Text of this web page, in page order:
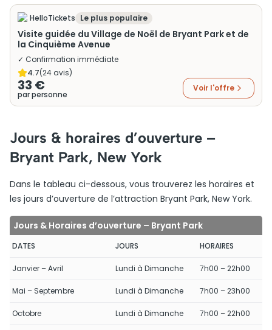
HelloTickets Le plus populaire
Visite guidée du Village de Noël de Bryant Park et de
la Cinquième Avenue
✓ Confirmation immédiate
4.7(24avis)
33 €
par personne
Voir l'offre
Jours & horaires d’ouverture –
Bryant Park, New York
Dans le tableau ci-dessous, vous trouverez les horaires et
les jours d’ouverture de l’attraction Bryant Park, New York.
Jours & Horaires d’ouverture – Bryant Park
DATES JOURS HORAIRES
Janvier – Avril Lundi à Dimanche 7h00 – 22h00
Mai – Septembre Lundi à Dimanche 7h00 – 23h00
Octobre Lundi à Dimanche 7h00 – 22h00